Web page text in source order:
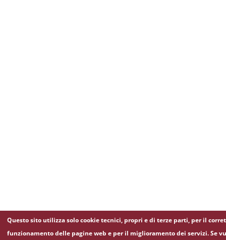
Questo sito utilizza solo cookie tecnici, propri e di terze parti, per il
funzionamento delle pagine web e per il miglioramento dei servizi. Se